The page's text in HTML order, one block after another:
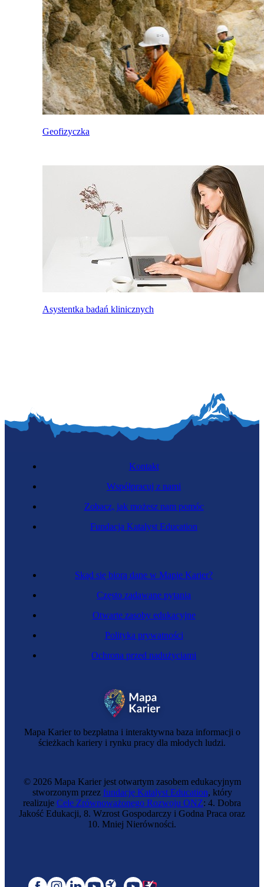
Geofizyczka
Asystentka badań klinicznych
Mapa Karier to bezpłatna i interaktywna baza informacji o
ścieżkach kariery i rynku pracy dla młodych ludzi.
Skąd się biorą dane w Mapie Karier?
Często zadawane pytania
Otwarte zasoby edukacyjne
Polityka prywatności
Ochrona przed nadużyciami
Kontakt
Współpracuj z nami
Zobacz, jak możesz nam pomóc
Fundacja Katalyst Education
© 2026 Mapa Karier jest otwartym zasobem edukacyjnym
stworzonym przez fundację Katalyst Education, który
realizuje Cele Zrównoważonego Rozwoju ONZ: 4. Dobra
Jakość Edukacji, 8. Wzrost Gospodarczy i Godna Praca oraz
10. Mniej Nierówności.